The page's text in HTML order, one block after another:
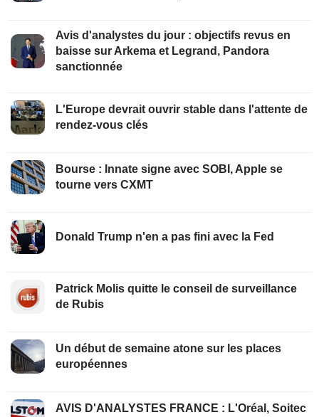
Avis d'analystes du jour : objectifs revus en
baisse sur Arkema et Legrand, Pandora
sanctionnée
L'Europe devrait ouvrir stable dans l'attente de
rendez-vous clés
Bourse : Innate signe avec SOBI, Apple se
tourne vers CXMT
Donald Trump n'en a pas fini avec la Fed
Patrick Molis quitte le conseil de surveillance
de Rubis
Un début de semaine atone sur les places
européennes
AVIS D'ANALYSTES FRANCE : L'Oréal, Soitec